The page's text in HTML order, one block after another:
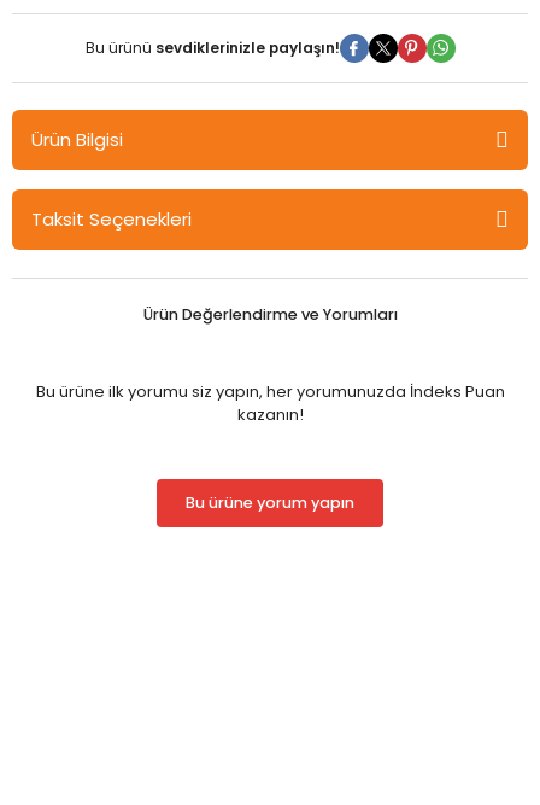
Bu ürünü sevdiklerinizle paylaşın!
Ürün Bilgisi
Data MEB Milli Eğitim Bakanlığı Eğitim Müfettişliği Konu Anlatımlı
Data Yayınları
Taksit Seçenekleri
Ürün Değerlendirme ve Yorumları
Bu ürüne ilk yorumu siz yapın, her yorumunuzda İndeks Puan
kazanın!
Bu ürüne yorum yapın